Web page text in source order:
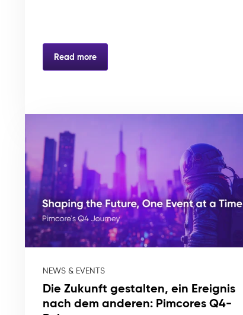
Read more
NEWS & EVENTS
Die Zukunft gestalten, ein Ereignis
nach dem anderen: Pimcores Q4-